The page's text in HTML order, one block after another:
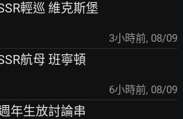
輕巡 維克斯堡
3小時前, 08/09
航母 班寧頓
6小時前, 08/09
年生放討論串